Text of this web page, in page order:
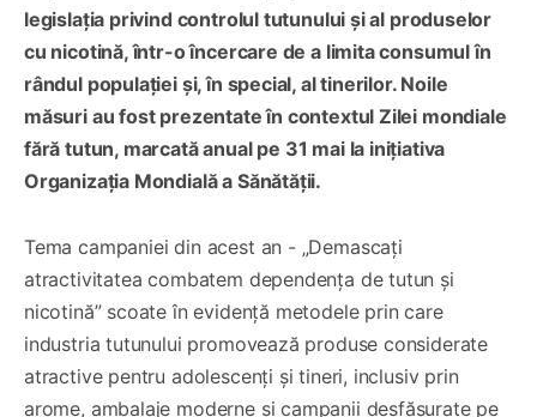
legislația privind controlul tutunului și al produselor
cu nicotină, într-o încercare de a limita consumul în
rândul populației și, în special, al tinerilor. Noile
măsuri au fost prezentate în contextul Zilei mondiale
fără tutun, marcată anual pe 31 mai la inițiativa
Organizația Mondială a Sănătății.
Tema campaniei din acest an - „Demascați
atractivitatea combatem dependența de tutun și
nicotină” scoate în evidență metodele prin care
industria tutunului promovează produse considerate
atractive pentru adolescenți și tineri, inclusiv prin
arome, ambalaje moderne și campanii desfășurate pe